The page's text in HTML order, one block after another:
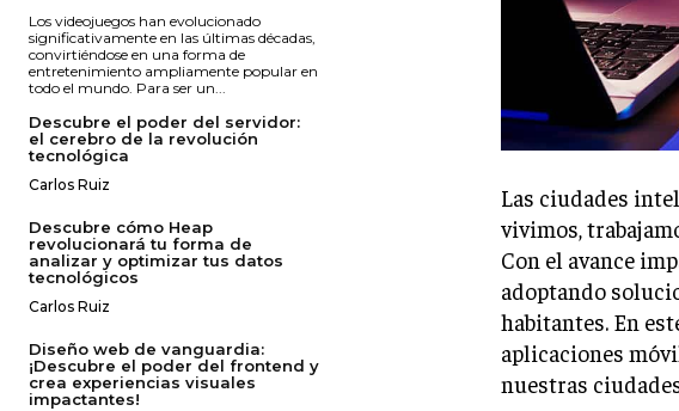
Los videojuegos han evolucionado
significativamente en las últimas décadas,
convirtiéndose en una forma de
entretenimiento ampliamente popular en
todo el mundo. Para ser un...
Descubre el poder del servidor:
el cerebro de la revolución
tecnológica
Carlos Ruiz
Descubre cómo Heap
revolucionará tu forma de
analizar y optimizar tus datos
tecnológicos
Carlos Ruiz
Diseño web de vanguardia:
¡Descubre el poder del frontend y
crea experiencias visuales
impactantes!
Las ciudades
vivimos,
Con el avance
adoptando
habitantes. En
aplicaciones
nuestras